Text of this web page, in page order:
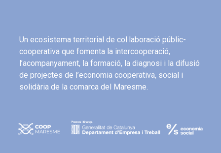
Un ecosistema territorial de col·laboració públic-
cooperativa que fomenta la intercooperació,
l’acompanyament, la formació, la diagnosi i la difusió
de projectes de l’economia cooperativa, social i
solidària de la comarca del Maresme.